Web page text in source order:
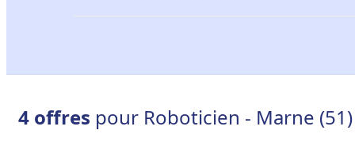
4 offres pour Roboticien - Marne (51)